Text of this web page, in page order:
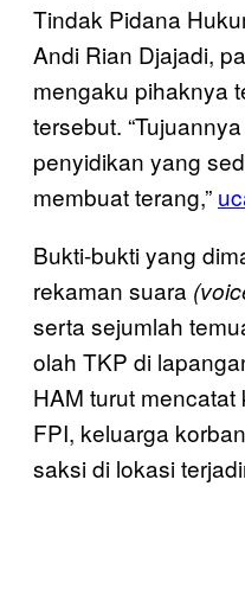
Tindak Pidana
Andi Rian Djajadi,
mengaku pihaknya
tersebut.
penyidikan yang
membuat terang,”
Bukti-bukti yang
rekaman suara
serta sejumlah
olah TKP di
HAM turut
FPI, keluarga
saksi di lokasi